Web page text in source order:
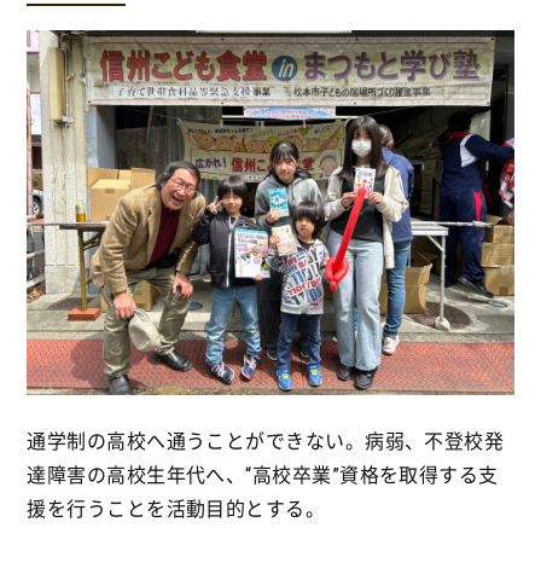
通学制の高校へ通うことができない。病弱、不登校発
達障害の高校生年代へ、“高校卒業”資格を取得する支
援を行うことを活動目的とする。